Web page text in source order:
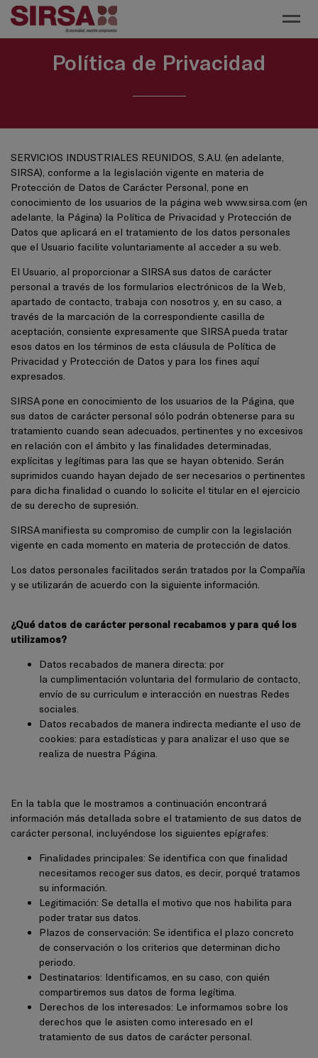
Política de Privacidad
SERVICIOS INDUSTRIALES REUNIDOS, S.A.U. (en adelante,
SIRSA), conforme a la legislación vigente en materia de
Protección de Datos de Carácter Personal, pone en
conocimiento de los usuarios de la página web www.sirsa.com (en
adelante, la Página) la Política de Privacidad y Protección de
Datos que aplicará en el tratamiento de los datos personales
que el Usuario facilite voluntariamente al acceder a su web.
El Usuario, al proporcionar a SIRSA sus datos de carácter
personal a través de los formularios electrónicos de la Web,
apartado de contacto, trabaja con nosotros y, en su caso, a
través de la marcación de la correspondiente casilla de
aceptación, consiente expresamente que SIRSA pueda tratar
esos datos en los términos de esta cláusula de Política de
Privacidad y Protección de Datos y para los fines aquí
expresados.
SIRSA pone en conocimiento de los usuarios de la Página, que
sus datos de carácter personal sólo podrán obtenerse para su
tratamiento cuando sean adecuados, pertinentes y no excesivos
en relación con el ámbito y las finalidades determinadas,
explícitas y legítimas para las que se hayan obtenido. Serán
suprimidos cuando hayan dejado de ser necesarios o pertinentes
para dicha finalidad o cuando lo solicite el titular en el ejercicio
de su derecho de supresión.
SIRSA manifiesta su compromiso de cumplir con la legislación
vigente en cada momento en materia de protección de datos.
Los datos personales facilitados serán tratados por la Compañía
y se utilizarán de acuerdo con la siguiente información.
¿Qué datos de carácter personal recabamos y para qué los
utilizamos?
Datos recabados de manera directa: por
la cumplimentación voluntaria del formulario de contacto,
envío de su curriculum e interacción en nuestras Redes
sociales.
Datos recabados de manera indirecta mediante el uso de
cookies: para estadísticas y para analizar el uso que se
realiza de nuestra Página.
En la tabla que le mostramos a continuación encontrará
información más detallada sobre el tratamiento de sus datos de
carácter personal, incluyéndose los siguientes epígrafes:
Finalidades principales: Se identifica con que finalidad
necesitamos recoger sus datos, es decir, porqué tratamos
su información.
Legitimación: Se detalla el motivo que nos habilita para
poder tratar sus datos.
Plazos de conservación: Se identifica el plazo concreto
de conservación o los criterios que determinan dicho
periodo.
Destinatarios: Identificamos, en su caso, con quién
compartiremos sus datos de forma legítima.
Derechos de los interesados: Le informamos sobre los
derechos que le asisten como interesado en el
tratamiento de sus datos de carácter personal.